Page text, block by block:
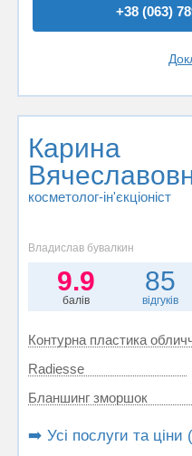
+38 (063)
Карина
косметолог-ін'єкціоніст
Владислав бувалкин
9.9
балів
85
відгуків
Контурна пластика
Radiesse
Бланшинг зморшок
➡️ Усі послуги та ціни